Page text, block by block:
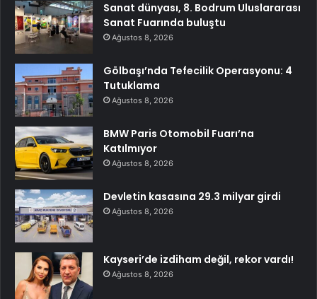
Sanat dünyası, 8. Bodrum Uluslararası
Sanat Fuarında buluştu
Ağustos 8, 2026
Gölbaşı’nda Tefecilik Operasyonu: 4
Tutuklama
Ağustos 8, 2026
BMW Paris Otomobil Fuarı’na
Katılmıyor
Ağustos 8, 2026
Devletin kasasına 29.3 milyar girdi
Ağustos 8, 2026
Kayseri’de izdiham değil, rekor vardı!
Ağustos 8, 2026